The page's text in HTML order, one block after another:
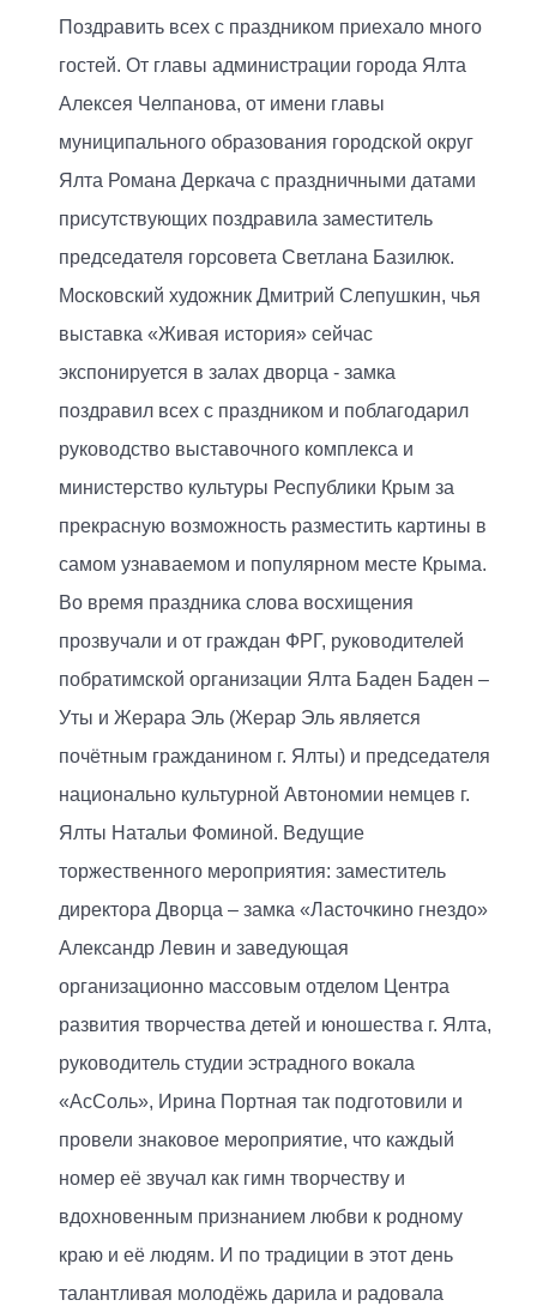
Поздравить всех с праздником приехало много
гостей. От главы администрации города Ялта
Алексея Челпанова, от имени главы
муниципального образования городской округ
Ялта Романа Деркача с праздничными датами
присутствующих поздравила заместитель
председателя горсовета Светлана Базилюк.
Московский художник Дмитрий Слепушкин, чья
выставка «Живая история» сейчас
экспонируется в залах дворца - замка
поздравил всех с праздником и поблагодарил
руководство выставочного комплекса и
министерство культуры Республики Крым за
прекрасную возможность разместить картины в
самом узнаваемом и популярном месте Крыма.
Во время праздника слова восхищения
прозвучали и от граждан ФРГ, руководителей
побратимской организации Ялта Баден Баден –
Уты и Жерара Эль (Жерар Эль является
почётным гражданином г. Ялты) и председателя
национально культурной Автономии немцев г.
Ялты Натальи Фоминой. Ведущие
торжественного мероприятия: заместитель
директора Дворца – замка «Ласточкино гнездо»
Александр Левин и заведующая
организационно массовым отделом Центра
развития творчества детей и юношества г. Ялта,
руководитель студии эстрадного вокала
«АсСоль», Ирина Портная так подготовили и
провели знаковое мероприятие, что каждый
номер её звучал как гимн творчеству и
вдохновенным признанием любви к родному
краю и её людям. И по традиции в этот день
талантливая молодёжь дарила и радовала